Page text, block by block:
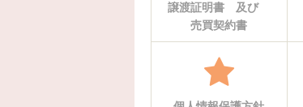
譲渡証明書 及び
売買契約書